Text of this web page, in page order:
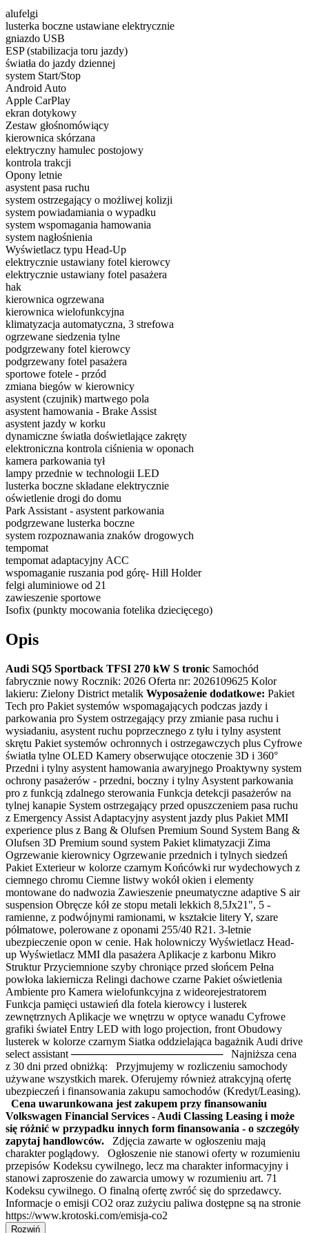
alufelgi
lusterka boczne ustawiane elektrycznie
gniazdo USB
ESP (stabilizacja toru jazdy)
światła do jazdy dziennej
system Start/Stop
Android Auto
Apple CarPlay
ekran dotykowy
Zestaw głośnomówiący
kierownica skórzana
elektryczny hamulec postojowy
kontrola trakcji
Opony letnie
asystent pasa ruchu
system ostrzegający o możliwej kolizji
system powiadamiania o wypadku
system wspomagania hamowania
system nagłośnienia
Wyświetlacz typu Head-Up
elektrycznie ustawiany fotel kierowcy
elektrycznie ustawiany fotel pasażera
hak
kierownica ogrzewana
kierownica wielofunkcyjna
klimatyzacja automatyczna, 3 strefowa
ogrzewane siedzenia tylne
podgrzewany fotel kierowcy
podgrzewany fotel pasażera
sportowe fotele - przód
zmiana biegów w kierownicy
asystent (czujnik) martwego pola
asystent hamowania - Brake Assist
asystent jazdy w korku
dynamiczne światła doświetlające zakręty
elektroniczna kontrola ciśnienia w oponach
kamera parkowania tył
lampy przednie w technologii LED
lusterka boczne składane elektrycznie
oświetlenie drogi do domu
Park Assistant - asystent parkowania
podgrzewane lusterka boczne
system rozpoznawania znaków drogowych
tempomat
tempomat adaptacyjny ACC
wspomaganie ruszania pod górę- Hill Holder
felgi aluminiowe od 21
zawieszenie sportowe
Isofix (punkty mocowania fotelika dziecięcego)
Opis
Audi SQ5 Sportback TFSI 270 kW S tronic Samochód
fabrycznie nowy Rocznik: 2026 Oferta nr: 2026109625 Kolor
lakieru: Zielony District metalik Wyposażenie dodatkowe: Pakiet
Tech pro Pakiet systemów wspomagających podczas jazdy i
parkowania pro System ostrzegający przy zmianie pasa ruchu i
wysiadaniu, asystent ruchu poprzecznego z tyłu i tylny asystent
skrętu Pakiet systemów ochronnych i ostrzegawczych plus Cyfrowe
światła tylne OLED Kamery obserwujące otoczenie 3D i 360°
Przedni i tylny asystent hamowania awaryjnego Proaktywny system
ochrony pasażerów - przedni, boczny i tylny Asystent parkowania
pro z funkcją zdalnego sterowania Funkcja detekcji pasażerów na
tylnej kanapie System ostrzegający przed opuszczeniem pasa ruchu
z Emergency Assist Adaptacyjny asystent jazdy plus Pakiet MMI
experience plus z Bang & Olufsen Premium Sound System Bang &
Olufsen 3D Premium sound system Pakiet klimatyzacji Zima
Ogrzewanie kierownicy Ogrzewanie przednich i tylnych siedzeń
Pakiet Exterieur w kolorze czarnym Końcówki rur wydechowych z
ciemnego chromu Ciemne listwy wokół okien i elementy
montowane do nadwozia Zawieszenie pneumatyczne adaptive S air
suspension Obręcze kół ze stopu metali lekkich 8,5Jx21", 5 -
ramienne, z podwójnymi ramionami, w kształcie litery Y, szare
półmatowe, polerowane z oponami 255/40 R21. 3-letnie
ubezpieczenie opon w cenie. Hak holowniczy Wyświetlacz Head-
up Wyświetlacz MMI dla pasażera Aplikacje z karbonu Mikro
Struktur Przyciemnione szyby chroniące przed słońcem Pełna
powłoka lakiernicza Relingi dachowe czarne Pakiet oświetlenia
Ambiente pro Kamera wielofunkcyjna z wideorejestratorem
Funkcja pamięci ustawień dla fotela kierowcy i lusterek
zewnętrznych Aplikacje we wnętrzu w optyce wanadu Cyfrowe
grafiki świateł Entry LED with logo projection, front Obudowy
lusterek w kolorze czarnym Siatka oddzielająca bagażnik Audi drive
select assistant ──────────────────── Najniższa cena
z 30 dni przed obniżką: Przyjmujemy w rozliczeniu samochody
używane wszystkich marek. Oferujemy również atrakcyjną ofertę
ubezpieczeń i finansowania zakupu samochodów (Kredyt/Leasing).
Cena uwarunkowana jest zakupem przy finansowaniu
Volkswagen Financial Services - Audi Classing Leasing i może
się różnić w przypadku innych form finansowania - o szczegóły
zapytaj handlowców. Zdjęcia zawarte w ogłoszeniu mają
charakter poglądowy. Ogłoszenie nie stanowi oferty w rozumieniu
przepisów Kodeksu cywilnego, lecz ma charakter informacyjny i
stanowi zaproszenie do zawarcia umowy w rozumieniu art. 71
Kodeksu cywilnego. O finalną ofertę zwróć się do sprzedawcy.
Informacje o emisji CO2 oraz zużyciu paliwa dostępne są na stronie
https://www.krotoski.com/emisja-co2
Rozwiń